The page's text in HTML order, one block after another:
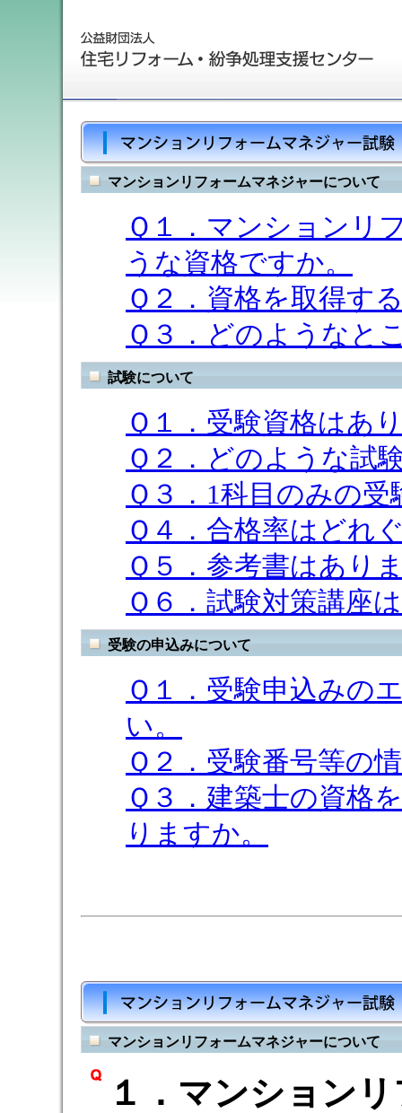
マンションリフォームマネジャーについて
Ｑ１．マンションリ
うな資格ですか。
Ｑ２．資格を取得す
Ｑ３．どのようなと
試験について
Ｑ１．受験資格はあ
Ｑ２．どのような試
Ｑ３．1科目のみの
Ｑ４．合格率はどれ
Ｑ５．参考書はあり
Ｑ６．試験対策講座
受験の申込みについて
Ｑ１．受験申込みの
い。
Ｑ２．受験番号等の
Ｑ３．建築士の資格
りますか。
マンションリフォームマネジャーについて
１．マンション